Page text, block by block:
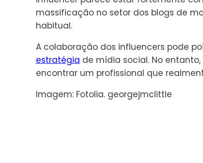
massificação no setor dos blogs de
habitual.
A colaboração dos influencers pode
estratégia de mídia social. No
encontrar um profissional que
Imagem: Fotolia. georgejmclittle